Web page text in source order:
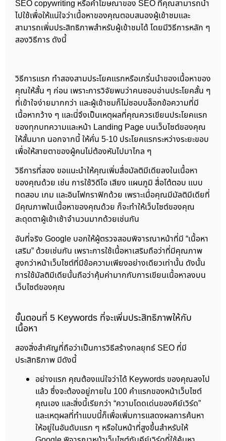
SEO copywriting หรือคำโฆษณาของ SEO ที่คุณสามารถนำ
ไปใช้เพื่อให้แน่ใจว่าเนื้อหาของคุณตอบสนองผู้เข้าชมและ
สามารถเพิ่มประสิทธิภาพสำหรับผู้เข้าชมได้ โดยมีวิธีการหลัก ๆ
สองวิธีการ ดังนี้
วิธีการแรก ทำสองสามประโยคแรกหรือเกริ่นนำของเนื้อหาของ
คุณให้สั้น ๆ ก่อน เพราะการวิจัยพบว่าคนชอบอ่านประโยคสั้น ๆ
ที่เข้าใจง่ายมากกว่า และผู้เข้าชมก็ไม่ชอบบล็อกข้อความที่มี
เนื้อหากว้าง ๆ และนี่จึงเป็นเหตุผลที่คุณควรเขียนประโยคแรก
ของทุกบทความและหน้า Landing Page บนเว็บไซต์ของคุณ
ให้สั้นมาก นอกจากนี้ ให้คั่น 5-10 ประโยคแรกระหว่างระยะขอบ
เพื่อให้สายตาของผู้คนไม่ต้องหันไปมาไกล ๆ
วิธีการที่สอง ขอแนะนำให้คุณเพิ่มสื่อมัลติมีเดียลงในเนื้อหา
ของคุณด้วย เช่น การใช้วิดีโอ เสียง แผนภูมิ สื่อโต้ตอบ แบบ
ทดสอบ เกม และอินโฟกราฟิกด้วย เพราะเมื่อคุณมีมัลติมีเดียที่
มีคุณภาพในเนื้อหาของคุณด้วย ก็จะทำให้เว็บไซต์ของคุณ
สะดุดตาผู้เข้าเช้าจำนวนมากด้วยเช่นกัน
อันที่จริง Google บอกให้ผู้ตรวจสอบพิจารณาหน้าที่มี “เนื้อหา
เสริม” ด้วยเช่นกัน เพราะการใช้เนื้อหาเสริมถือว่าที่มีคุณภาพ
สูงกว่าหน้าเว็บไซต์ที่มีข้อความเพียงอย่างเดียวเท่านั้น ดังนั้น
การใช้มัลติมีเดียนั้นถือว่าคุ้มค่ามากกับการเขียนเนื้อหาลงบน
เว็บไซต์ของคุณ
ขั้นตอนที่ 5 Keywords ที่จะเพิ่มประสิทธิภาพให้กับ
เนื้อหา
สองสิ่งสำคัญที่ถือว่าเป็นการวิธีสร้างกลยุทธ์ SEO ที่มี
ประสิทธิภาพ มีดังนี้
อย่างแรก คุณต้องแน่ใจว่าได้ Keywords ของคุณลงไป
แล้ว ซึ่งจะต้องอยู่ภายใน 100 คำแรกของหน้าเว็บไซต์
คุณเอง และสิ่งนี้เรียกว่า “ความโดดเด่นของคีย์เวิร์ด”
และเหตุผลที่ทำแบบนี้ก็เพื่อเพิ่มการแสดงผลการค้นหา
ให้อยู่ในอันดับแรก ๆ หรือในหน้าที่สูงขึ้นสำหรับให้